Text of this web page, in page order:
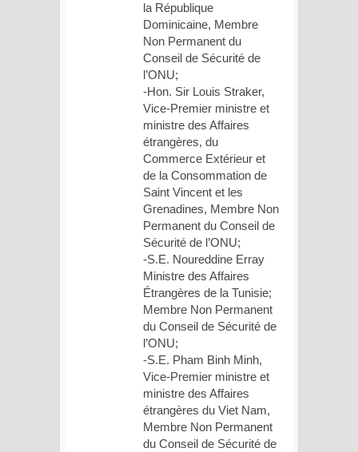
la République
Dominicaine, Membre
Non Permanent du
Conseil de Sécurité de
l’ONU;
-Hon. Sir Louis Straker,
Vice-Premier ministre et
ministre des Affaires
étrangères, du
Commerce Extérieur et
de la Consommation de
Saint Vincent et les
Grenadines, Membre Non
Permanent du Conseil de
Sécurité de l’ONU;
-S.E. Noureddine Erray
Ministre des Affaires
Étrangères de la Tunisie;
Membre Non Permanent
du Conseil de Sécurité de
l’ONU;
-S.E. Pham Binh Minh,
Vice-Premier ministre et
ministre des Affaires
étrangères du Viet Nam,
Membre Non Permanent
du Conseil de Sécurité de